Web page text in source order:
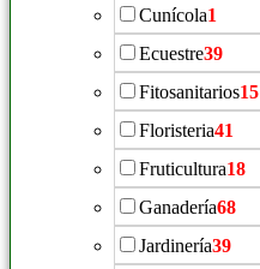
Cunícola1
Ecuestre39
Fitosanitarios15
Floristeria41
Fruticultura18
Ganadería68
Jardinería39